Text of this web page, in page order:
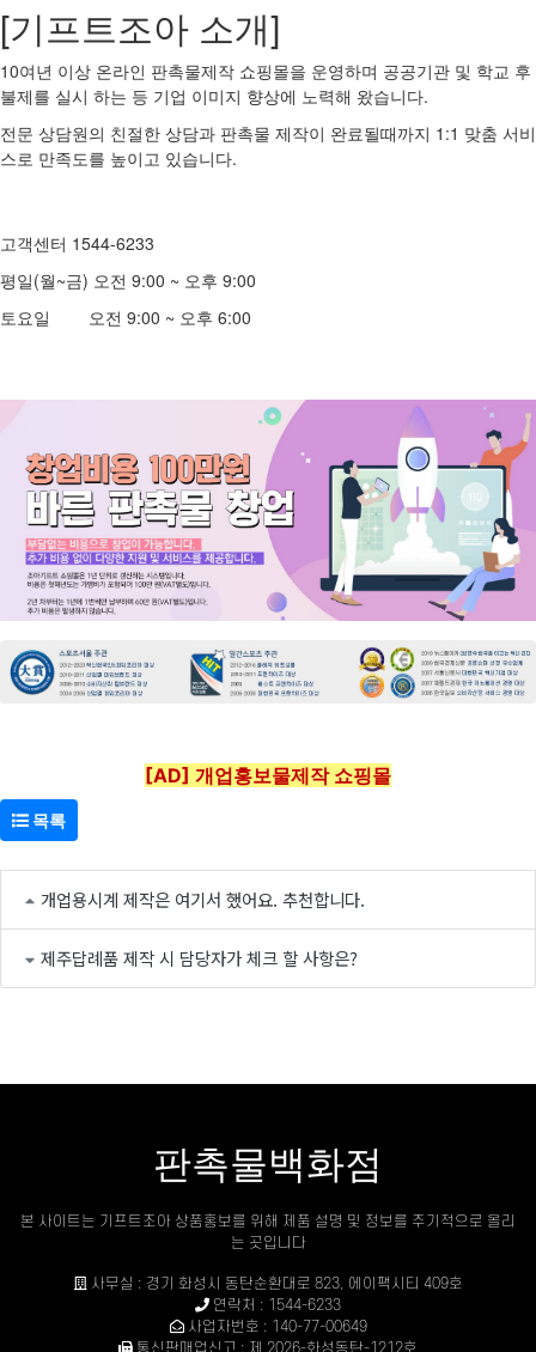
[기프트조아 소개]
10여년 이상 온라인 판촉물제작 쇼핑몰을 운영하며 공공기관 및 학교 후
불제를 실시 하는 등 기업 이미지 향상에 노력해 왔습니다.
전문 상담원의 친절한 상담과 판촉물 제작이 완료될때까지 1:1 맞춤 서비
스로 만족도를 높이고 있습니다.
고객센터 1544-6233
평일(월~금) 오전 9:00 ~ 오후 9:00
토요일 오전 9:00 ~ 오후 6:00
[AD] 개업홍보물제작 쇼핑몰
목록
개업용시계 제작은 여기서 했어요. 추천합니다.
제주답례품 제작 시 담당자가 체크 할 사항은?
판촉물백화점
본 사이트는 기프트조아 상품홍보를 위해 제품 설명 및 정보를 주기적으로 올리
는 곳입니다
사무실 : 경기 화성시 동탄순환대로 823, 에이팩시티 409호
연락처 : 1544-6233
사업자번호 : 140-77-00649
통신판매업신고 : 제 2026-화성동탄-1212호